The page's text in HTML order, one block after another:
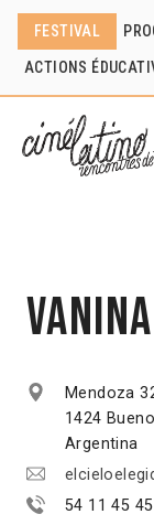
FESTIVAL
ACTIONS
Mendoza
1424
Argentina
54 11 45